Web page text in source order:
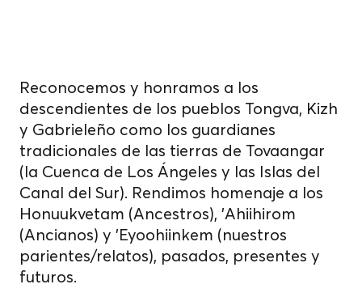
Reconocemos y honramos a los
descendientes de los pueblos Tongva, Kizh
y Gabrieleño como los guardianes
tradicionales de las tierras de Tovaangar
(la Cuenca de Los Ángeles y las Islas del
Canal del Sur). Rendimos homenaje a los
Honuukvetam (Ancestros), 'Ahiihirom
(Ancianos) y 'Eyoohiinkem (nuestros
parientes/relatos), pasados, presentes y
futuros.